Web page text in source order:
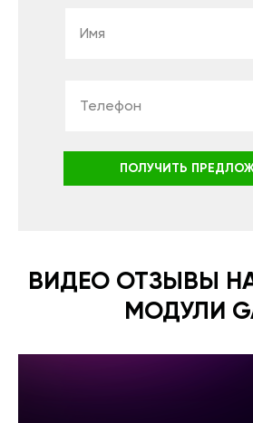
ПОЛУЧИТЬ
ВИДЕО ОТЗЫВЫ
МОДУЛИ